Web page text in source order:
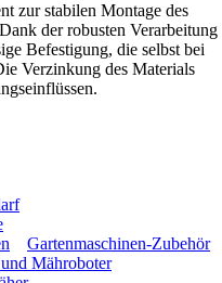
zur stabilen Montage des
der robusten Verarbeitung
Befestigung, die selbst bei
Verzinkung des Materials
Gartenmaschinen-Zubehör
Mähroboter